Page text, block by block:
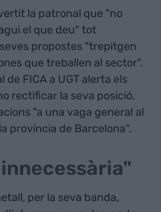
la patronal que "no
el que deu" tot
propostes "trepitgen
que treballen al sector".
de FICA a UGT alerta els
rectificar la seva posició,
"a una vaga general al
província de Barcelona".
per la seva banda,